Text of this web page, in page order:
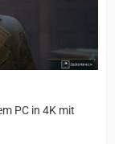
PC in 4K mit